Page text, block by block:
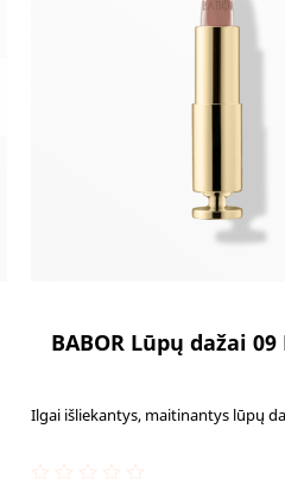
BABOR Lūpų dažai
Ilgai išliekantys, maitinantys lūpų